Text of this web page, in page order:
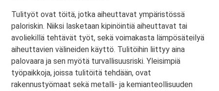
Tulityöt ovat töitä, jotka aiheuttavat ympäristössä
paloriskin. Niiksi lasketaan kipinöintiä aiheuttavat tai
avoliekillä tehtävät työt, sekä voimakasta lämpösäteilyä
aiheuttavien välineiden käyttö. Tulitöihin liittyy aina
palovaara ja sen myötä turvallisuusriski. Yleisimpiä
työpaikkoja, joissa tulitöitä tehdään, ovat
rakennustyömaat sekä metalli- ja kemianteollisuuden